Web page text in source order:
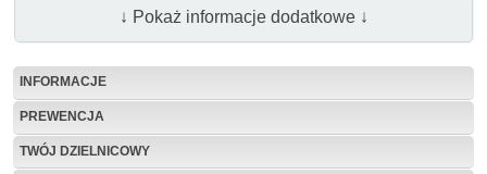
↓ Pokaż informacje dodatkowe ↓
INFORMACJE
PREWENCJA
TWÓJ DZIELNICOWY